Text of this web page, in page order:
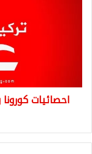
19-
احصائيات